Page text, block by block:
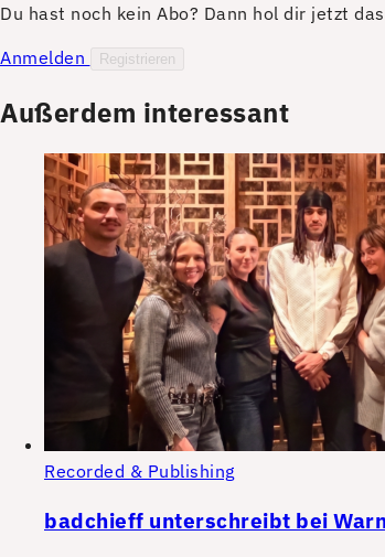
Du hast noch kein Abo? Dann hol dir jetzt
Anmelden
Registrieren
Außerdem interessant
Recorded & Publishing
badchieff unterschreibt bei